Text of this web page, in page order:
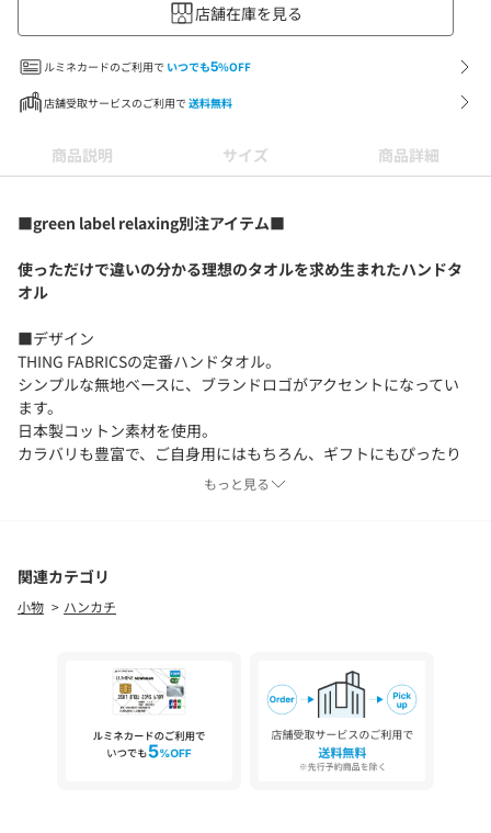
店舗在庫を見る
ルミネカードのご利用で いつでも5%OFF
店舗受取サービスのご利用で 送料無料
商品説明 サイズ 商品詳細
■green label relaxing別注アイテム■
使っただけで違いの分かる理想のタオルを求め生まれたハンドタ
オル
■デザイン
THING FABRICSの定番ハンドタオル。
シンプルな無地ベースに、ブランドロゴがアクセントになってい
ます。
日本製コットン素材を使用。
カラバリも豊富で、ご自身用にはもちろん、ギフトにもぴったり
＜THING FABRICS（シングファブリックス）＞
実績に裏付けされた絶対的な素材品質を持つ今治で培われたパイ
洋服や小物を新しい世界観で提案します。
【注意事項】
※商品を使用前に、タグ等に記載されている「取り扱い上の注意
書き」、「洗濯表示」を必ずご確認ください。
もっと見る
関連カテゴリ
小物 ハンカチ